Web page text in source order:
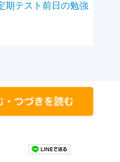
テスト前日の勉強